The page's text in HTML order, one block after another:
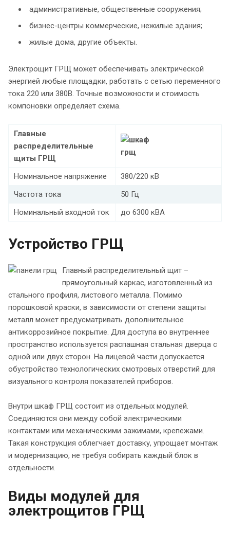
административные, общественные сооружения;
бизнес-центры коммерческие, нежилые здания;
жилые дома, другие объекты.
Электрощит ГРЩ может обеспечивать электрической
энергией любые площадки, работать с сетью переменного
тока 220 или 380В. Точные возможности и стоимость
компоновки определяет схема.
Главные
распределительные
щиты ГРЩ
Номинальное напряжение
380/220 кВ
Частота тока
50 Гц
Номинальный входной ток
до 6300 кВА
Устройство ГРЩ
Главный распределительный щит –
прямоугольный каркас, изготовленный из
стального профиля, листового металла. Помимо
порошковой краски, в зависимости от степени защиты
металл может предусматривать дополнительное
антикоррозийное покрытие. Для доступа во внутреннее
пространство используется распашная стальная дверца с
одной или двух сторон. На лицевой части допускается
обустройство технологических смотровых отверстий для
визуального контроля показателей приборов.
Внутри шкаф ГРЩ состоит из отдельных модулей.
Соединяются они между собой электрическими
контактами или механическими зажимами, крепежами.
Такая конструкция облегчает доставку, упрощает монтаж
и модернизацию, не требуя собирать каждый блок в
отдельности.
Виды модулей для
электрощитов ГРЩ